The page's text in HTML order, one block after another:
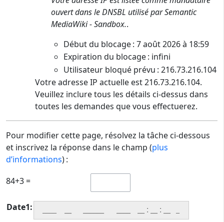
ouvert dans le DNSBL utilisé par Semantic
MediaWiki - Sandbox..
Début du blocage : 7 août 2026 à 18:59
Expiration du blocage : infini
Utilisateur bloqué prévu : 216.73.216.104
Votre adresse IP actuelle est 216.73.216.104.
Veuillez inclure tous les détails ci-dessus dans
toutes les demandes que vous effectuerez.
Pour modifier cette page, résolvez la tâche ci-dessous
et inscrivez la réponse dans le champ (plus
d’informations) :
84+3 =
Date1: : :